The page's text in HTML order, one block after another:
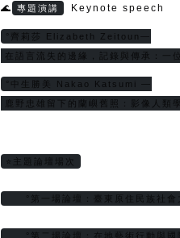
🌊 專題演講 Keynote speech
°齊莉莎 Elizabeth Zeitoun—
在語言流失的邊緣，記錄與傳承：一
°中生勝美 Nakao Katsumi —
鹿野忠雄留下的蘭嶼舊照：影像人類
⭐主題論壇場次
°第一場論壇：臺東原住民族社會
°第二場論壇：在地藝術行動與國